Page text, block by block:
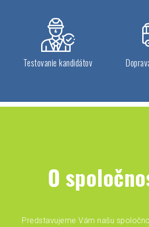
Testovanie kandidátov
O
Predstavujeme Vám našu